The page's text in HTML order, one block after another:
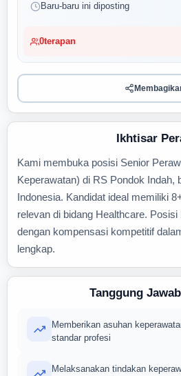
Baru-baru ini diposting
0terapan
Ikhtisar
Kami membuka posisi Senior
Keperawatan) di RS Pondok Indah,
Indonesia. Kandidat ideal memiliki
relevan di bidang Healthcare.
dengan kompensasi kompetitif
lengkap.
Tanggung
Memberikan asuhan
standar profesi
Melaksanakan tindakan